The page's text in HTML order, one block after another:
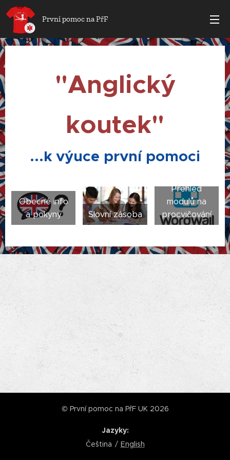
První pomoc na PřF
"Anglický
koutek"
...k výuce první pomoci
Obecné info
a pokyny
Slovní zásoba
Přehled
modulů na
procvičování
© První pomoc na PřF UK 2026
Jazyky
Čeština
English